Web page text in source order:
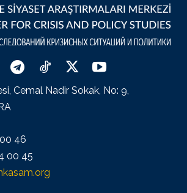
Cemal Nadir Sokak, No: 9,
46
00 45